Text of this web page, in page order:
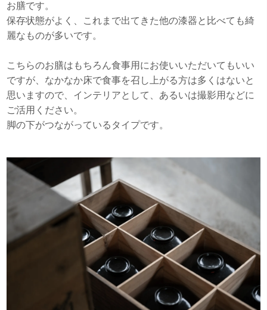
お膳です。
保存状態がよく、これまで出てきた他の漆器と比べても綺
麗なものが多いです。
こちらのお膳はもちろん食事用にお使いいただいてもいい
ですが、なかなか床で食事を召し上がる方は多くはないと
思いますので、インテリアとして、あるいは撮影用などに
ご活用ください。
脚の下がつながっているタイプです。